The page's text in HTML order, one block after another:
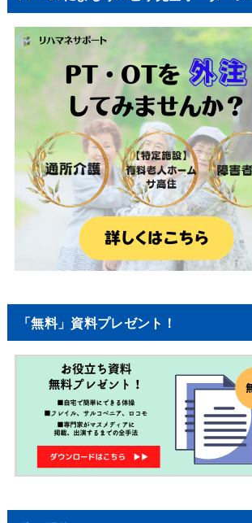
「無料」資料プレゼント！